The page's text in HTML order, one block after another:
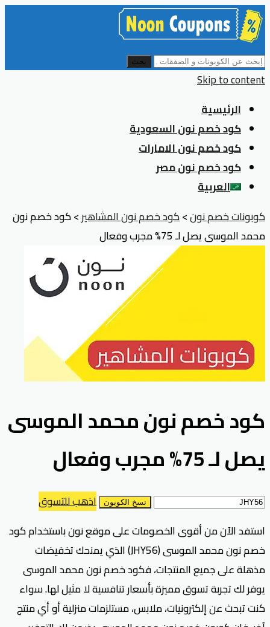
بحث
Skip to content
الرئيسية
كود خصم نون السعودية
كود خصم نون الامارات
كود خصم نون مصر
العربية
كوبونات خصم نون>كود خصم نون المشاهير>كود خصم نون
محمد الموسى يصل لـ 75% مجرب وفعال
كود خصم نون محمد الموسى
يصل لـ 75% مجرب وفعال
نسخ الكوبون
اذهب للتسوق
استفد الآن من أقوى الخصومات على موقع نون باستخدام كود
خصم نون محمد الموسى (JHY56) الذي يمنحك تخفيضات
مذهلة على جميع المنتجات، فكود خصم نون محمد الموسى
يوفر لك تجربة تسوق مميزة بأسعار تنافسية لا مثيل لها. سواء
كنت تبحث عن إلكترونيات، ملابس، مستلزمات منزلية أو أي منتج